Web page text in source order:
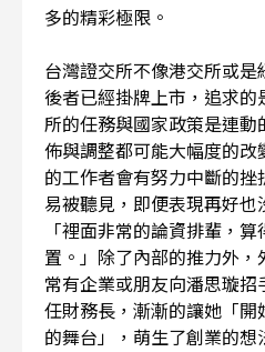
多的精彩極限。
台灣證交所不像港交所或是
後者已經掛牌上市，追求
所的任務與國家政策是連
佈與調整都可能大幅度的
的工作者會有努力中斷的
易被聽見，即便表現再好也
「裡面非常的論資排輩，
置。」除了內部的推力外
常有企業或朋友向潘思璇
任財務長，漸漸的讓她「
的舞台」，萌生了創業的想